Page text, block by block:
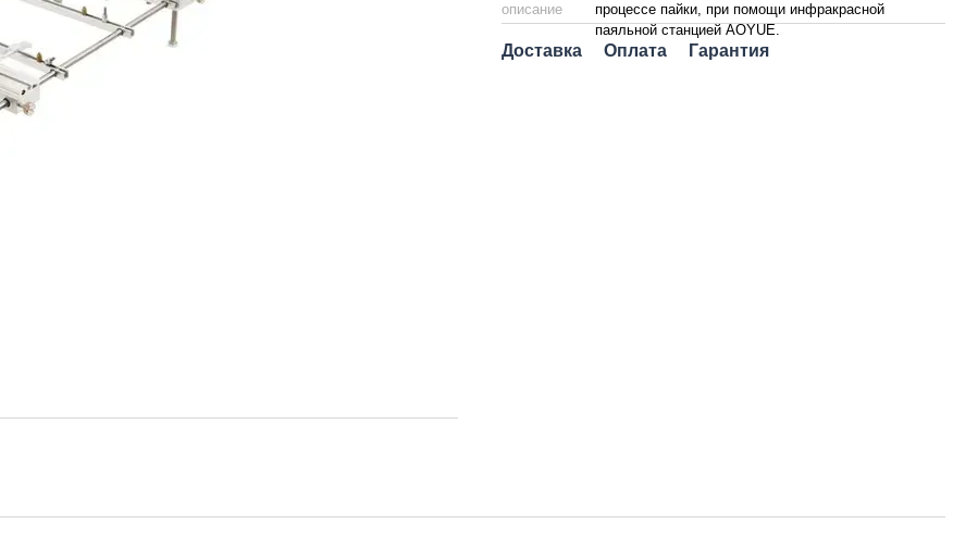
описание
процессе пайки, при помощи инфракрасной
паяльной станцией AOYUE.
Доставка Оплата Гарантия